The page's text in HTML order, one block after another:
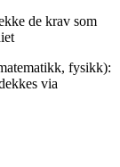
de krav som
fysikk):
via